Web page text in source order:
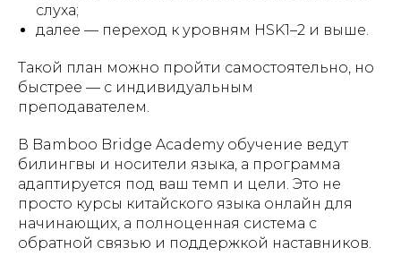
слуха;
далее — переход к уровням HSK1–2 и выше.
Такой план можно пройти самостоятельно, но
быстрее — с индивидуальным
преподавателем.
В Bamboo Bridge Academy обучение ведут
билингвы и носители языка, а программа
адаптируется под ваш темп и цели. Это не
просто курсы китайского языка онлайн для
начинающих, а полноценная система с
обратной связью и поддержкой наставников.